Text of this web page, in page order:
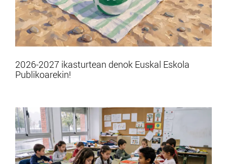
2026-2027 ikasturtean denok Euskal Eskola
Publikoarekin!